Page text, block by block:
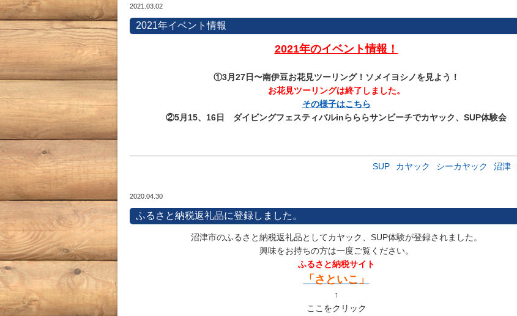
2021.03.02
2021年イベント情報
2021年のイベント情報！
①3月27日〜南伊豆お花見ツーリング！ソメイヨシノを見よう！
お花見ツーリングは終了しました。
その様子はこちら
②5月15、16日 ダイビングフェスティバルinらららサンビーチでカヤック、SUP体験会
SUP カヤック シーカヤック 沼津
2020.04.30
ふるさと納税返礼品に登録しました。
沼津市のふるさと納税返礼品としてカヤック、SUP体験が登録されました。
興味をお持ちの方は一度ご覧ください。
ふるさと納税サイト
「さといこ」
↑
ここをクリック